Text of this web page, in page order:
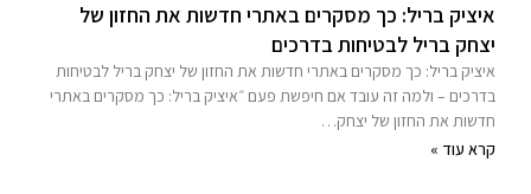
איציק בריל: כך מסקרים באתרי חדשות את החזון של
יצחק בריל לבטיחות בדרכים
איציק בריל: כך מסקרים באתרי חדשות את החזון של יצחק בריל לבטיחות
בדרכים – ולמה זה עובד אם חיפשת פעם ״איציק בריל: כך מסקרים באתרי
חדשות את החזון של יצחק…
קרא עוד »